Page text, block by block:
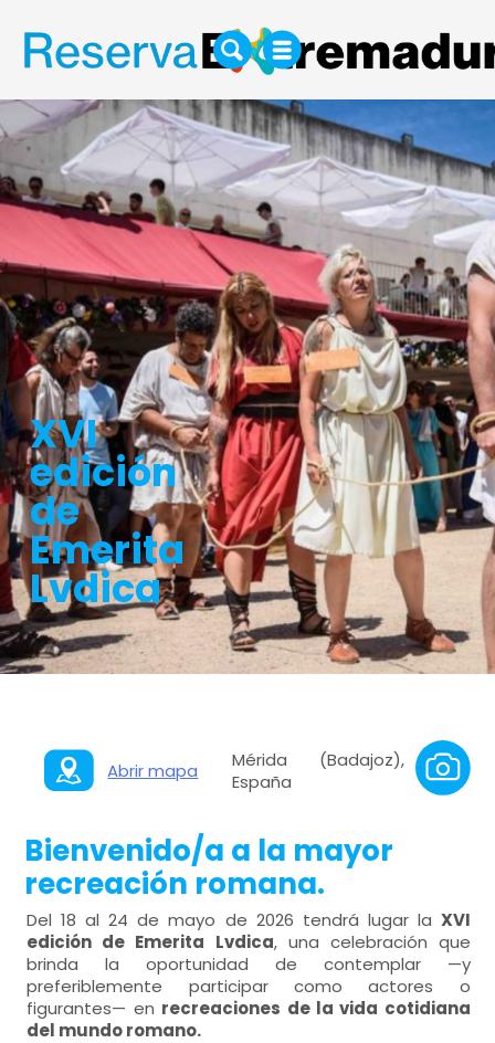
XVI
edición
de
Emerita
Lvdica
Abrir mapa
Mérida (Badajoz),
España
Bienvenido/a a la mayor
recreación romana.
Del 18 al 24 de mayo de 2026 tendrá lugar la XVI
edición de Emerita Lvdica, una celebración que
brinda la oportunidad de contemplar —y
preferiblemente participar como actores o
figurantes— en recreaciones de la vida cotidiana
del mundo romano.